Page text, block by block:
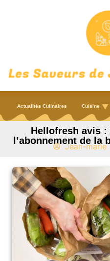
Actualités Culinaires Cuisine
Hellofresh avis
l’abonnement de la
Jean-marie